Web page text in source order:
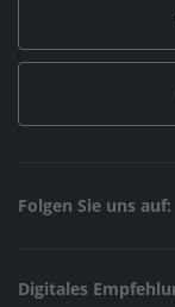
Schmitz
Home
Folgen Sie uns auf:
Digitales